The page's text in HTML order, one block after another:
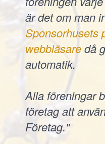
är det om man
Sponsorhusets
webbläsaredå
automatik.
Alla föreningar
företag att
Företag."